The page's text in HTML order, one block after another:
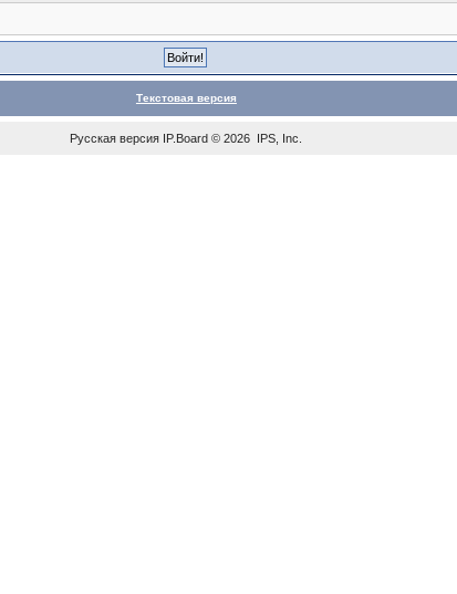
Текстовая версия
Русская версия IP.Board© 2026 IPS, Inc